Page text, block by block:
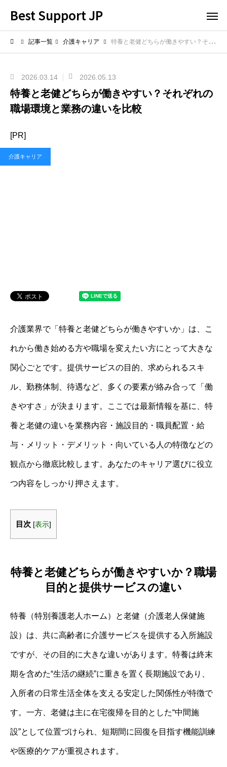
Best Support JP
記事一覧 介護キャリア 特養と老健どちらが働きやすい？それぞれの職場環境と業務の違いを比較
2026.03.14 2026.05.13
特養と老健どちらが働きやすい？それぞれの
職場環境と業務の違いを比較
[PR]
介護キャリア
介護業界で「特養と老健どちらが働きやすいか」は、こ
れから働き始める方や職場を変えたい方にとって大きな
関心ごとです。提供サービスの目的、求められるスキ
ル、勤務体制、待遇など、多くの要素が絡み合って「働
きやすさ」が決まります。ここでは最新情報を基に、特
養と老健の違いを業務内容・施設目的・職員配置・給
与・メリット・デメリット・向いている人の特徴などの
観点から徹底比較します。あなたのキャリア選びに役立
つ内容をしっかり押さえます。
目次 [表示]
特養と老健どちらが働きやすいか？職場
目的と提供サービスの違い
特養（特別養護老人ホーム）と老健（介護老人保健施
設）は、共に高齢者に介護サービスを提供する入所施設
ですが、その目的に大きな違いがあります。特養は終末
期を含めた“生活の継続”に重きを置く長期施設であり、
入所者の日常生活全体を支える安定した関係性が特徴で
す。一方、老健は主に在宅復帰を目的とした“中間施
設”として位置づけられ、短期間に回復を目指す機能訓練
や医療的ケアが重視されます。